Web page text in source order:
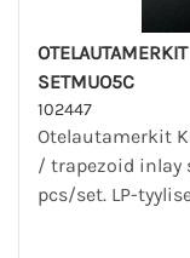
SETMUO5C
102447
Otelautamerkit
/ trapezoid inlay
pcs/set. LP-